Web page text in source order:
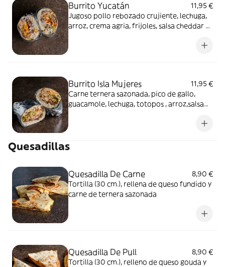
Burrito Yucatán
11,95 €
Jugoso pollo rebozado crujiente, lechuga,
arroz, crema agria, frijoles, salsa cheddar y
Burrito Isla Mujeres
11,95 €
Carne ternera sazonada, pico de gallo,
guacamole, lechuga, totopos , arroz,salsa
Quesadillas
Quesadilla De Carne
8,90 €
Tortilla (30 cm.), rellena de queso fundido y
carne de ternera sazonada
Quesadilla De Pull
8,90 €
Tortilla (30 cm.), relleno de queso gouda y